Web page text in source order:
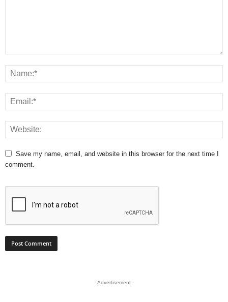
Save my name, email, and website in this browser for the next time I
comment.
- Advertisement -